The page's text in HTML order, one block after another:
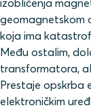
izobličenja
geomagnetskom
koja ima
Među ostalim,
transformatora,
Prestaje opskrba
elektroničkim